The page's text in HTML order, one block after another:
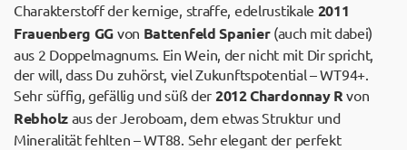
Charakterstoff der kernige, straffe, edelrustikale 2011
Frauenberg GG von Battenfeld Spanier(auch mit dabei)
aus 2 Doppelmagnums. Ein Wein, der nicht mit Dir spricht,
der will, dass Du zuhörst, viel Zukunftspotential – WT94+.
Sehr süffig, gefällig und süß der 2012 Chardonnay Rvon
Rebholzaus der Jeroboam, dem etwas Struktur und
Mineralität fehlten – WT88. Sehr elegant der perfekt